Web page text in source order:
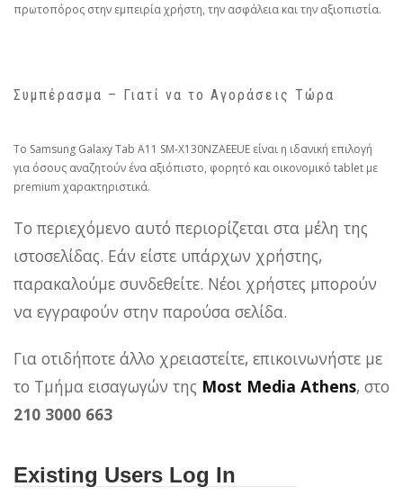
πρωτοπόρος στην εμπειρία χρήστη, την ασφάλεια και την αξιοπιστία.
Συμπέρασμα – Γιατί να το Αγοράσεις Τώρα
Το Samsung Galaxy Tab A11 SM-X130NZAEEUE είναι η ιδανική επιλογή
για όσους αναζητούν ένα αξιόπιστο, φορητό και οικονομικό tablet με
premium χαρακτηριστικά.
Το περιεχόμενο αυτό περιορίζεται στα μέλη της
ιστοσελίδας. Εάν είστε υπάρχων χρήστης,
παρακαλούμε συνδεθείτε. Νέοι χρήστες μπορούν
να εγγραφούν στην παρούσα σελίδα.
Για οτιδήποτε άλλο χρειαστείτε, επικοινωνήστε με
το Τμήμα εισαγωγών της Most Media Athens, στο
210 3000 663
Existing Users Log In